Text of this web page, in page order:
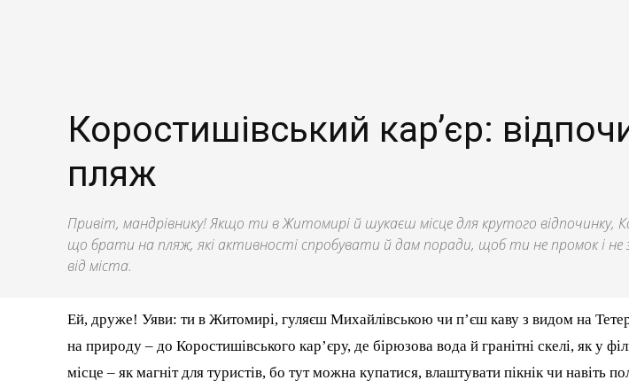
Коростишівський кар’єр:
пляж
Привіт, мандрівнику! Якщо ти в Житомирі й шукаєш місце для крутого відпочинку,
що брати на пляж, які активності спробувати й дам поради, щоб ти не промок і не
від міста.
Ей, друже! Уяви: ти в Житомирі, гуляєш Михайлівською чи п’єш каву з видом на
на природу – до Коростишівського кар’єру, де бірюзова вода й гранітні скелі, як у
місце – як магніт для туристів, бо тут можна купатися, влаштувати пікнік чи навіть